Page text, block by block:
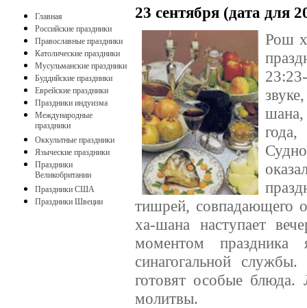
Главная
Российские праздники
Православные праздники
Католические праздники
Мусульманские праздники
Буддийские праздники
Еврейские праздники
Праздники индуизма
Международные
праздники
Оккультные праздники
Языческие праздники
Праздники
Великобритании
Праздники США
Праздники Швеции
23 сентября (дата
Рош
шана,
тишрей, совпадающего
ха-шана наступает
моментом
синагогальной
готовят особые
молитвы.